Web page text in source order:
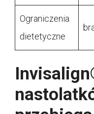
Ograniczenia
dietetyczne